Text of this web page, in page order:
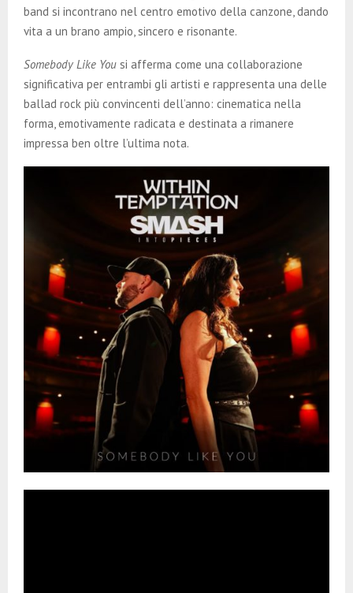
band si incontrano nel centro emotivo della canzone, dando
vita a un brano ampio, sincero e risonante.
Somebody Like You si afferma come una collaborazione
significativa per entrambi gli artisti e rappresenta una delle
ballad rock più convincenti dell’anno: cinematica nella
forma, emotivamente radicata e destinata a rimanere
impressa ben oltre l’ultima nota.